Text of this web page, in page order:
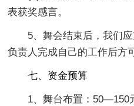
表获奖感言。
5、舞会结束后，我们应
负责人完成自己的工作后方
七、资金预算
1、舞台布置：50―150